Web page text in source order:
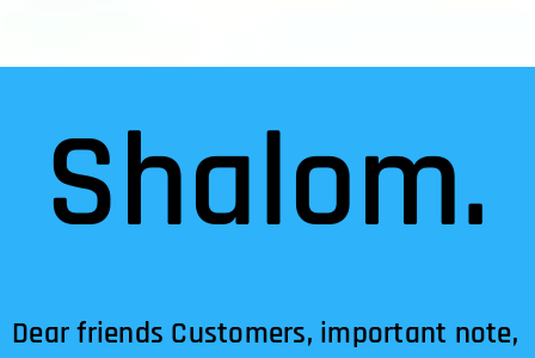
Shalom.
Dear friends Customers, important note,